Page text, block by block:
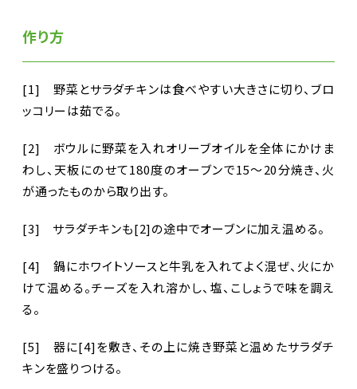
作り方
[1] 野菜とサラダチキンは食べやすい大きさに切り、ブロ
ッコリーは茹でる。
[2] ボウルに野菜を入れオリーブオイルを全体にかけま
わし、天板にのせて180度のオーブンで15～20分焼き、火
が通ったものから取り出す。
[3] サラダチキンも[2]の途中でオーブンに加え温める。
[4] 鍋にホワイトソースと牛乳を入れてよく混ぜ、火にか
けて温める。チーズを入れ溶かし、塩、こしょうで味を調え
る。
[5] 器に[4]を敷き、その上に焼き野菜と温めたサラダチ
キンを盛りつける。